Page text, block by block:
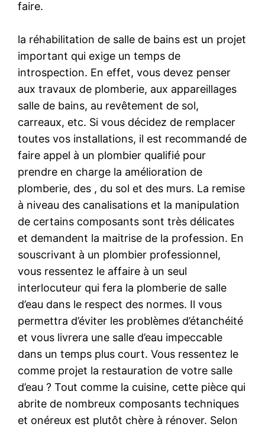
faire.
la réhabilitation de salle de bains est un projet
important qui exige un temps de
introspection. En effet, vous devez penser
aux travaux de plomberie, aux appareillages
salle de bains, au revêtement de sol,
carreaux, etc. Si vous décidez de remplacer
toutes vos installations, il est recommandé de
faire appel à un plombier qualifié pour
prendre en charge la amélioration de
plomberie, des , du sol et des murs. La remise
à niveau des canalisations et la manipulation
de certains composants sont très délicates
et demandent la maitrise de la profession. En
souscrivant à un plombier professionnel,
vous ressentez le affaire à un seul
interlocuteur qui fera la plomberie de salle
d’eau dans le respect des normes. Il vous
permettra d’éviter les problèmes d’étanchéité
et vous livrera une salle d’eau impeccable
dans un temps plus court. Vous ressentez le
comme projet la restauration de votre salle
d’eau ? Tout comme la cuisine, cette pièce qui
abrite de nombreux composants techniques
et onéreux est plutôt chère à rénover. Selon